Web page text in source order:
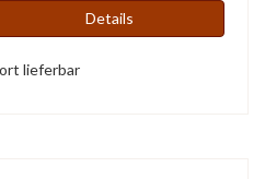
Details
lieferbar